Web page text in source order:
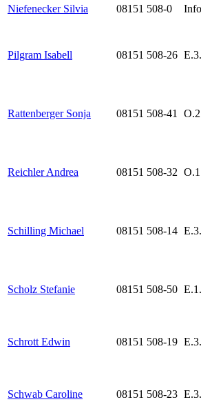
Niefenecker Silvia 08151 508-0
Pilgram Isabell 08151 508-26
Rattenberger Sonja 08151 508-41
Reichler Andrea 08151 508-32
Schilling Michael 08151 508-14
Scholz Stefanie 08151 508-50
Schrott Edwin 08151 508-19
Schwab Caroline 08151 508-23